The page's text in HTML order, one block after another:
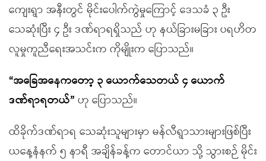
ကျေးရွာ အနီးတွင် မိုင်းပေါက်ကွဲမှုကြောင့် ဒေသခံ ၃ ဦး
သေဆုံးပြီး ၄ ဦး ဒဏ်ရာရရှိသည် ဟု နယ်ခြားမခြား ပရဟိတ
လူမှုကူညီရေးအသင်းက ကိုမျိုးက ပြောသည်။
“အခြေအနေကတော့ ၃ ယောက်သေတယ် ၄ ယောက်
ဒဏ်ရာရတယ်” ဟု ပြောသည်။
ထိခိုက်ဒဏ်ရာရ သေဆုံးသူများမှာ မန်လီရွာသားများဖြစ်ပြီး
ယနေ့နံနက် ၅ နာရီ အချိန်ခန့်က တောင်ယာ သို့ သွားစဉ် မိုင်း